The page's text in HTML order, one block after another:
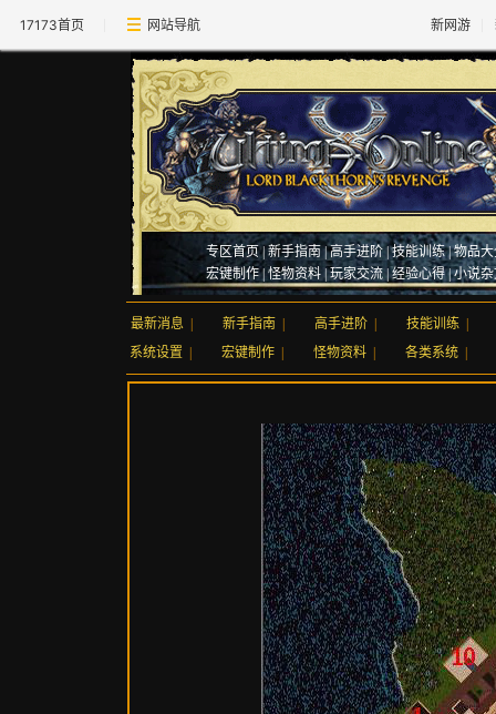
17173首页 网站导航 新网游
专区首页|新手指南 |高手进阶 |技能训练|物品
宏键制作| 怪物资料 |玩家交流 |经验心得|小说
最新消息 新手指南 高手进阶 技能训练
系统设置
宏键制作 怪物资料 各类系统